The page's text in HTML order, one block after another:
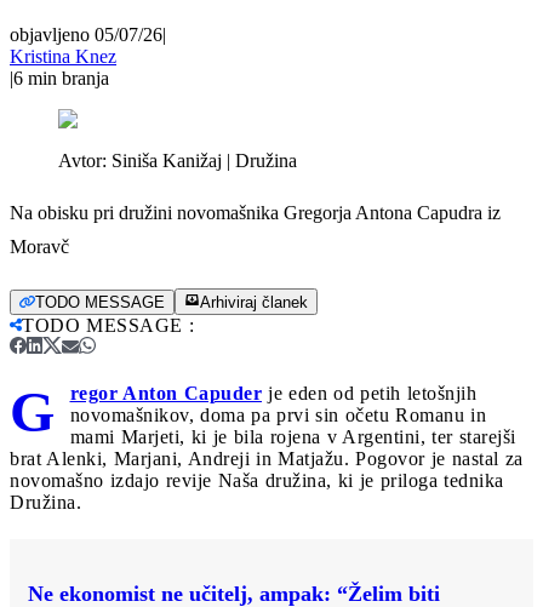
objavljeno 05/07/26|
Kristina Knez
|6 min branja
Avtor: Siniša Kanižaj | Družina
Na obisku pri družini novomašnika Gregorja Antona Capudra iz
Moravč
TODO MESSAGE Arhiviraj članek
TODO MESSAGE :
G regor Anton Capuder je eden od petih letošnjih
novomašnikov, doma pa prvi sin očetu Romanu in
mami Marjeti, ki je bila rojena v Argentini, ter starejši
brat Alenki, Marjani, Andreji in Matjažu. Pogovor je nastal za
novomašno izdajo revije Naša družina, ki je priloga tednika
Družina.
Ne ekonomist ne učitelj, ampak: “Želim biti